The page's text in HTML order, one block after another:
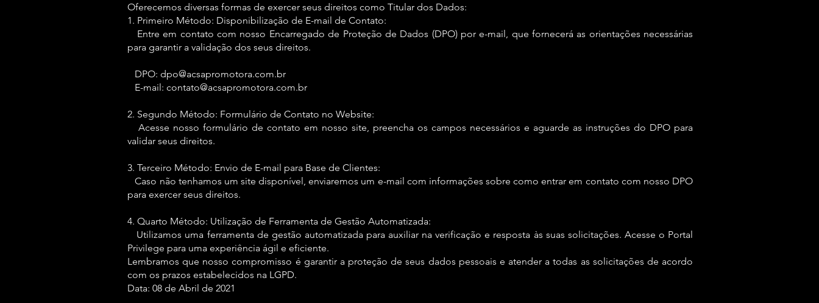
Oferecemos diversas formas de exercer seus direitos como Titular dos Dados:
1. Primeiro Método: Disponibilização de E-mail de Contato:
Entre em contato com nosso Encarregado de Proteção de Dados (DPO) por e-mail, que fornecerá as orientações necessárias
para garantir a validação dos seus direitos.
DPO: dpo@acsapromotora.com.br
E-mail: contato@acsapromotora.com.br
2. Segundo Método: Formulário de Contato no Website:
Acesse nosso formulário de contato em nosso site, preencha os campos necessários e aguarde as instruções do DPO para
validar seus direitos.
3. Terceiro Método: Envio de E-mail para Base de Clientes:
Caso não tenhamos um site disponível, enviaremos um e-mail com informações sobre como entrar em contato com nosso DPO
para exercer seus direitos.
4. Quarto Método: Utilização de Ferramenta de Gestão Automatizada:
Utilizamos uma ferramenta de gestão automatizada para auxiliar na verificação e resposta às suas solicitações. Acesse o Portal
Privilege para uma experiência ágil e eficiente.
Lembramos que nosso compromisso é garantir a proteção de seus dados pessoais e atender a todas as solicitações de acordo
com os prazos estabelecidos na LGPD.
Data: 08 de Abril de 2021